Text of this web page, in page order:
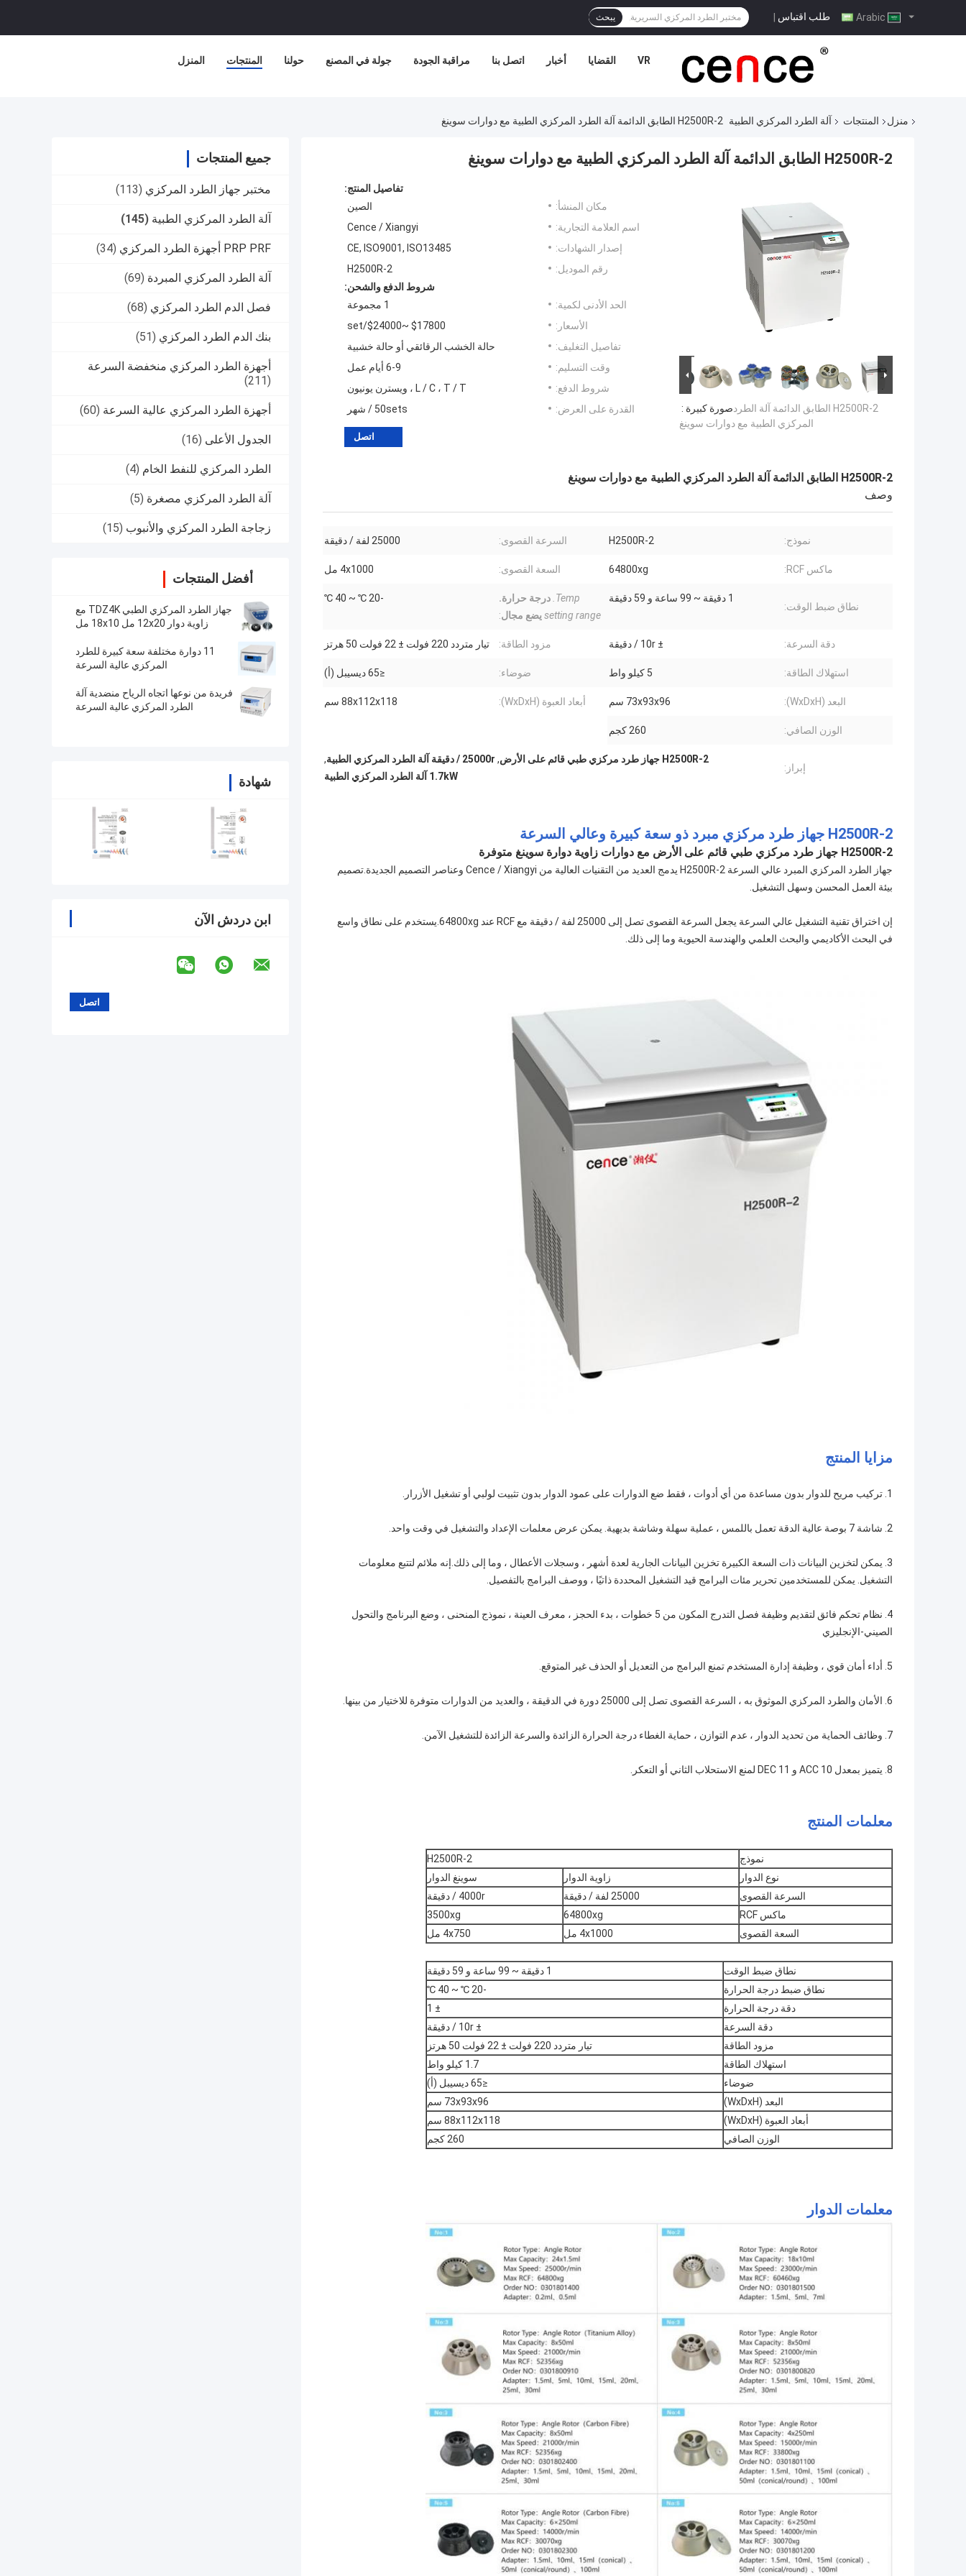
طلب اقتباس | يبحث
المنزل المنتجات حولنا جولة في المصنع مراقبة الجودة اتصل بنا أخبار القضايا VR
منزل المنتجات آلة الطرد المركزي الطبية H2500R-2 الطابق الدائمة آلة الطرد المركزي الطبية مع دوارات سوينغ
جميع المنتجات
مختبر جهاز الطرد المركزي (113)
آلة الطرد المركزي الطبية (145)
PRP PRF أجهزة الطرد المركزي (34)
آلة الطرد المركزي المبردة (69)
فصل الدم الطرد المركزي (68)
بنك الدم الطرد المركزي (51)
أجهزة الطرد المركزي منخفضة السرعة
(211)
أجهزة الطرد المركزي عالية السرعة (60)
الجدول الأعلى (16)
الطرد المركزي للنفط الخام (4)
آلة الطرد المركزي مصغرة (5)
زجاجة الطرد المركزي والأنبوب (15)
أفضل المنتجات
جهاز الطرد المركزي الطبي TDZ4K مع
زاوية دوار 12x20 مل 18x10 مل
11 دوارة مختلفة سعة كبيرة للطرد
المركزي عالية السرعة
فريدة من نوعها اتجاه الرياح منضدية آلة
الطرد المركزي عالية السرعة
شهادة
ابن دردش الآن
H2500R-2 الطابق الدائمة آلة الطرد المركزي الطبية مع دوارات سوينغ
صورة كبيرة :H2500R-2 الطابق الدائمة آلة الطرد
المركزي الطبية مع دوارات سوينغ
تفاصيل المنتج:
مكان المنشأ:
الصين
اسم العلامة التجارية:
Cence / Xiangyi
إصدار الشهادات:
CE, ISO9001, ISO13485
رقم الموديل:
H2500R-2
شروط الدفع والشحن:
الحد الأدنى لكمية:
1 مجموعة
الأسعار:
$17800 ~$24000/set
تفاصيل التغليف:
حالة الخشب الرقائقي أو حالة خشبية
وقت التسليم:
6-9 أيام عمل
شروط الدفع:
L / C ، T / T ، ويسترن يونيون
القدرة على العرض:
50sets / شهر
اتصل
H2500R-2 الطابق الدائمة آلة الطرد المركزي الطبية مع دوارات سوينغ
وصف
نموذج: H2500R-2 السرعة القصوى: 25000 لفة / دقيقة
ماكس RCF: 64800xg السعة القصوى: 4x1000 مل
نطاق ضبط الوقت:
1 دقيقة ~ 99 ساعة و 59 دقيقة Temp. درجة حرارة.
setting range يضع مجال:
-20 ℃ ~ 40 ℃
دقة السرعة: ± 10r / دقيقة مزود الطاقة: تيار متردد 220 فولت ± 22 فولت 50 هرتز
استهلاك الطاقة: 5 كيلو واط ضوضاء: ≤65 ديسيبل (أ)
البعد (WxDxH): 73x93x96 سم أبعاد العبوة (WxDxH): 88x112x118 سم
الوزن الصافي: 260 كجم
إبراز:
H2500R-2 جهاز طرد مركزي طبي قائم على الأرض , 25000r / دقيقة آلة الطرد المركزي الطبية
,
1.7kW آلة الطرد المركزي الطبية
H2500R-2 جهاز طرد مركزي مبرد ذو سعة كبيرة وعالي السرعة
H2500R-2 جهاز طرد مركزي طبي قائم على الأرض مع دوارات زاوية دوارة سوينغ متوفرة
جهاز الطرد المركزي المبرد عالي السرعة H2500R-2 يدمج العديد من التقنيات العالية من Cence / Xiangyi وعناصر التصميم الجديدة.تصميم
بيئة العمل المحسن وسهل التشغيل.
إن اختراق تقنية التشغيل عالي السرعة يجعل السرعة القصوى تصل إلى 25000 لفة / دقيقة مع RCF عند 64800xg.يستخدم على نطاق واسع
في البحث الأكاديمي والبحث العلمي والهندسة الحيوية وما إلى ذلك.
مزايا المنتج
1. تركيب مريح للدوار بدون مساعدة من أي أدوات ، فقط ضع الدوارات على عمود الدوار بدون تثبيت لولبي أو تشغيل الأزرار.
2. شاشة 7 بوصة عالية الدقة تعمل باللمس ، عملية سهلة وشاشة بديهية. يمكن عرض معلمات الإعداد والتشغيل في وقت واحد.
3. يمكن لتخزين البيانات ذات السعة الكبيرة تخزين البيانات الجارية لعدة أشهر ، وسجلات الأعطال ، وما إلى ذلك.إنه ملائم لتتبع معلومات
التشغيل. يمكن للمستخدمين تحرير مئات البرامج قيد التشغيل المحددة ذاتيًا ، ووصف البرامج بالتفصيل.
4. نظام تحكم فائق لتقديم وظيفة فصل التدرج المكون من 5 خطوات ، بدء الحجز ، معرف العينة ، نموذج المنحنى ، وضع البرنامج والتحول
الصيني-الإنجليزي
5. أداء أمان قوي ، وظيفة إدارة المستخدم تمنع البرامج من التعديل أو الحذف غير المتوقع.
6. الأمان والطرد المركزي الموثوق به ، السرعة القصوى تصل إلى 25000 دورة في الدقيقة ، والعديد من الدوارات متوفرة للاختيار من بينها.
7. وظائف الحماية من تحديد الدوار ، عدم التوازن ، حماية الغطاء درجة الحرارة الزائدة والسرعة الزائدة للتشغيل الآمن.
8. يتميز بمعدل 10 ACC و 11 DEC لمنع الاستحلاب الثاني أو التعكر.
معلمات المنتج
نموذج
H2500R-2
نوع الدوار
زاوية الدوار
سوينغ الدوار
السرعة القصوى
25000 لفة / دقيقة
4000r / دقيقة
ماكس RCF
64800xg
3500xg
السعة القصوى
4x1000 مل 4x750 مل
نطاق ضبط الوقت
1 دقيقة ~ 99 ساعة و 59 دقيقة
نطاق ضبط درجة الحرارة
-20 ℃ ~ 40 ℃
دقة درجة الحرارة
± 1
دقة السرعة
± 10r / دقيقة
مزود الطاقة
تيار متردد 220 فولت ± 22 فولت 50 هرتز
استهلاك الطاقة
1.7 كيلو واط
ضوضاء
≤65 ديسيبل (أ)
البعد (WxDxH)
73x93x96 سم
أبعاد العبوة (WxDxH)
88x112x118 سم
الوزن الصافي
260 كجم
معلمات الدوار